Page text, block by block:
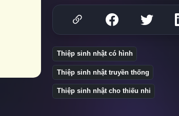
Thiệp sinh nhật có hình
Thiệp sinh nhật truyền thống
Thiệp sinh nhật cho thiếu nhi